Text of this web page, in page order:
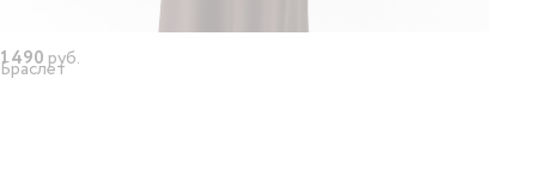
1 490руб.
Браслет